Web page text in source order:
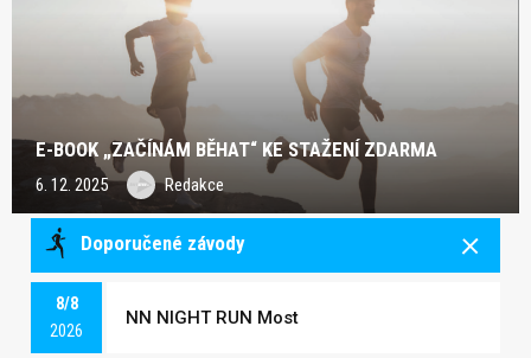
E-BOOK „ZAČÍNÁM BĚHAT“ KE STAŽENÍ ZDARMA
6. 12. 2025 Redakce
Doporučené závody
8/8
2026
NN NIGHT RUN Most